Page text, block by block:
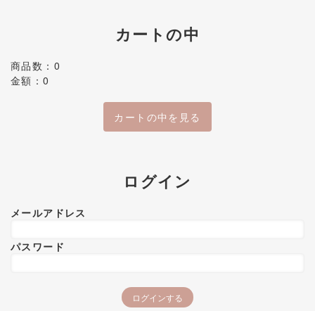
カートの中
商品数：0
金額：0
カートの中を見る
ログイン
メールアドレス
パスワード